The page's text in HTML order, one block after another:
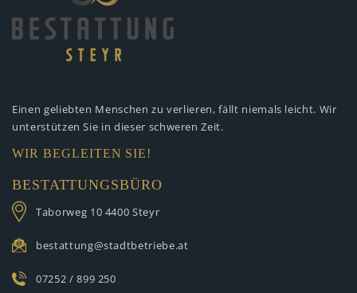
Einen geliebten Menschen zu verlieren, fällt niemals leicht. Wir
unterstützen Sie in dieser schweren Zeit.
WIR BEGLEITEN SIE!
BESTATTUNGSBÜRO
Taborweg 10 4400 Steyr
bestattung@stadtbetriebe.at
07252 / 899 250